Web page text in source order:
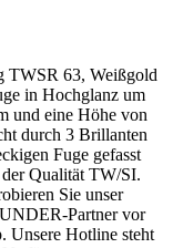
63, Weißgold
in Hochglanz um
und eine Höhe von
durch 3 Brillanten
Fuge gefasst
Qualität TW/SI.
Sie unser
Partner vor
Unsere Hotline steht